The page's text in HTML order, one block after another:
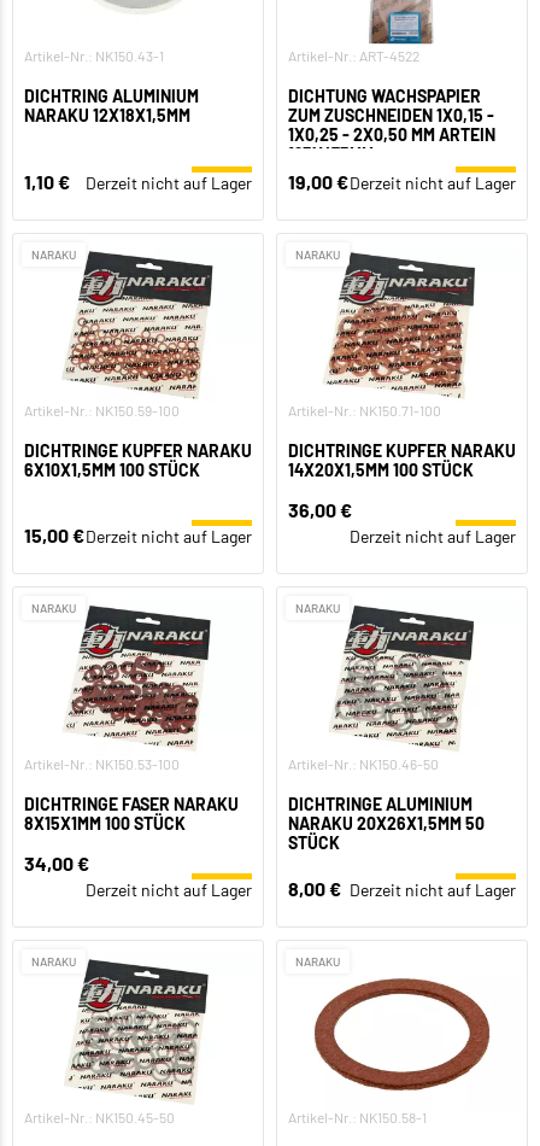
Artikel-Nr.: NK150.43-1
DICHTRING ALUMINIUM
NARAKU 12X18X1,5MM
1,10 € Derzeit nicht auf Lager
Artikel-Nr.: ART-4522
DICHTUNG WACHSPAPIER
ZUM ZUSCHNEIDEN 1X0,15 -
1X0,25 - 2X0,50 MM ARTEIN
195X475MM
19,00 €Derzeit nicht auf Lager
NARAKU
Artikel-Nr.: NK150.59-100
DICHTRINGE KUPFER NARAKU
6X10X1,5MM 100 STÜCK
15,00 €Derzeit nicht auf Lager
NARAKU
Artikel-Nr.: NK150.71-100
DICHTRINGE KUPFER NARAKU
14X20X1,5MM 100 STÜCK
36,00 €
Derzeit nicht auf Lager
NARAKU
Artikel-Nr.: NK150.53-100
DICHTRINGE FASER NARAKU
8X15X1MM 100 STÜCK
34,00 €
Derzeit nicht auf Lager
NARAKU
Artikel-Nr.: NK150.46-50
DICHTRINGE ALUMINIUM
NARAKU 20X26X1,5MM 50
STÜCK
8,00 € Derzeit nicht auf Lager
NARAKU
Artikel-Nr.: NK150.45-50
NARAKU
Artikel-Nr.: NK150.58-1